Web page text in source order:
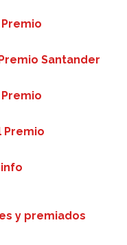
Santander
Premio
y premiados